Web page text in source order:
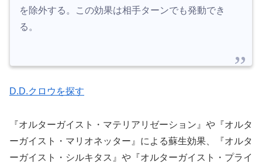
を除外する。この効果は相手ターンでも発動でき
る。
D.D.クロウを探す
『オルターガイスト・マテリアリゼーション』や『オルタ
ーガイスト・マリオネッター』による蘇生効果、『オルタ
ーガイスト・シルキタス』や『オルターガイスト・プライ